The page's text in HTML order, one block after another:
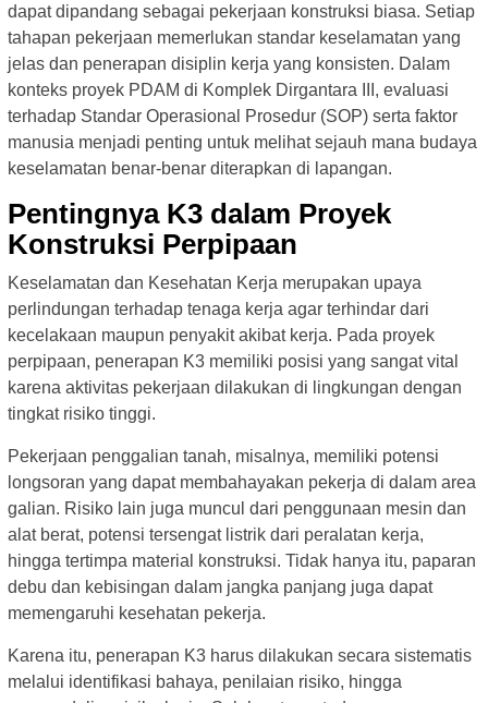
dapat dipandang sebagai pekerjaan konstruksi biasa. Setiap
tahapan pekerjaan memerlukan standar keselamatan yang
jelas dan penerapan disiplin kerja yang konsisten. Dalam
konteks proyek PDAM di Komplek Dirgantara III, evaluasi
terhadap Standar Operasional Prosedur (SOP) serta faktor
manusia menjadi penting untuk melihat sejauh mana budaya
keselamatan benar-benar diterapkan di lapangan.
Pentingnya K3 dalam Proyek
Konstruksi Perpipaan
Keselamatan dan Kesehatan Kerja merupakan upaya
perlindungan terhadap tenaga kerja agar terhindar dari
kecelakaan maupun penyakit akibat kerja. Pada proyek
perpipaan, penerapan K3 memiliki posisi yang sangat vital
karena aktivitas pekerjaan dilakukan di lingkungan dengan
tingkat risiko tinggi.
Pekerjaan penggalian tanah, misalnya, memiliki potensi
longsoran yang dapat membahayakan pekerja di dalam area
galian. Risiko lain juga muncul dari penggunaan mesin dan
alat berat, potensi tersengat listrik dari peralatan kerja,
hingga tertimpa material konstruksi. Tidak hanya itu, paparan
debu dan kebisingan dalam jangka panjang juga dapat
memengaruhi kesehatan pekerja.
Karena itu, penerapan K3 harus dilakukan secara sistematis
melalui identifikasi bahaya, penilaian risiko, hingga